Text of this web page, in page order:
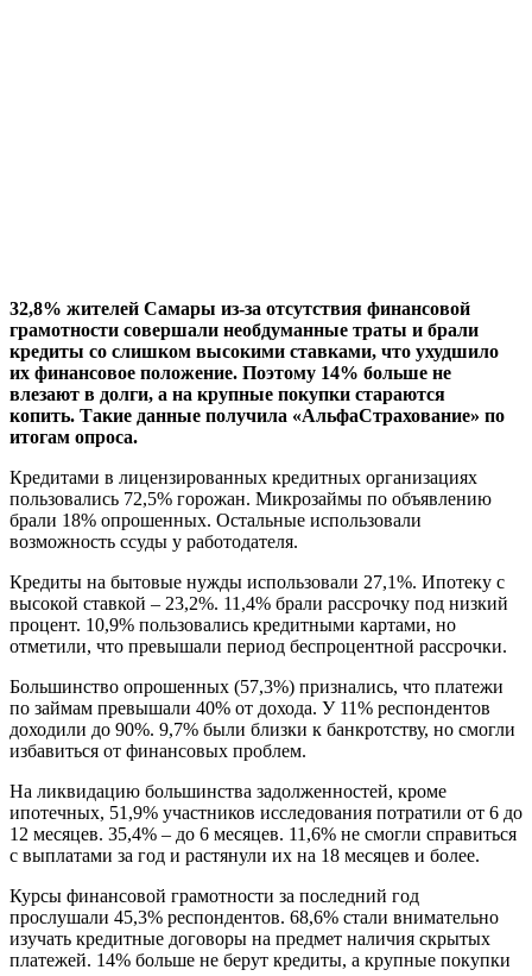
32,8% жителей Самары из-за отсутствия финансовой
грамотности совершали необдуманные траты и брали
кредиты со слишком высокими ставками, что ухудшило
их финансовое положение. Поэтому 14% больше не
влезают в долги, а на крупные покупки стараются
копить. Такие данные получила «АльфаСтрахование» по
итогам опроса.
Кредитами в лицензированных кредитных организациях
пользовались 72,5% горожан. Микрозаймы по объявлению
брали 18% опрошенных. Остальные использовали
возможность ссуды у работодателя.
Кредиты на бытовые нужды использовали 27,1%. Ипотеку с
высокой ставкой – 23,2%. 11,4% брали рассрочку под низкий
процент. 10,9% пользовались кредитными картами, но
отметили, что превышали период беспроцентной рассрочки.
Большинство опрошенных (57,3%) признались, что платежи
по займам превышали 40% от дохода. У 11% респондентов
доходили до 90%. 9,7% были близки к банкротству, но смогли
избавиться от финансовых проблем.
На ликвидацию большинства задолженностей, кроме
ипотечных, 51,9% участников исследования потратили от 6 до
12 месяцев. 35,4% – до 6 месяцев. 11,6% не смогли справиться
с выплатами за год и растянули их на 18 месяцев и более.
Курсы финансовой грамотности за последний год
прослушали 45,3% респондентов. 68,6% стали внимательно
изучать кредитные договоры на предмет наличия скрытых
платежей. 14% больше не берут кредиты, а крупные покупки